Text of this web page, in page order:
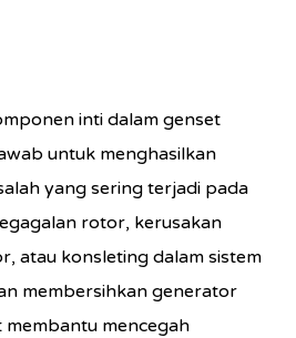
inti dalam genset
untuk menghasilkan
yang sering terjadi pada
rotor, kerusakan
atau konsleting dalam sistem
membersihkan generator
mencegah